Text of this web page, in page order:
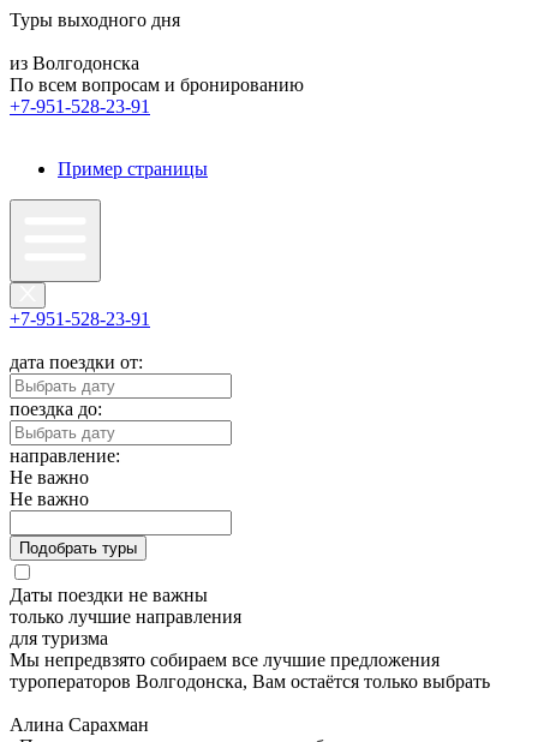
Туры выходного дня
из Волгодонска
По всем вопросам и бронированию
+7-951-528-23-91
Пример страницы
+7-951-528-23-91
дата поездки от:
поездка до:
направление:
Не важно
Не важно
Подобрать туры
Даты поездки не важны
только лучшие направления
для туризма
Мы непредвзято собираем все лучшие предложения
туроператоров Волгодонска, Вам остаётся только выбрать
Алина Сарахман